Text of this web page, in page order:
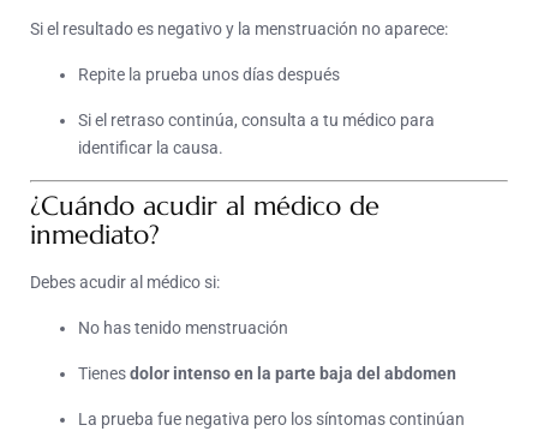
Si el resultado es negativo y la menstruación no aparece:
Repite la prueba unos días después
Si el retraso continúa, consulta a tu médico para
identificar la causa.
¿Cuándo acudir al médico de
inmediato?
Debes acudir al médico si:
No has tenido menstruación
Tienesdolor intenso en la parte baja del abdomen
La prueba fue negativa pero los síntomas continúan